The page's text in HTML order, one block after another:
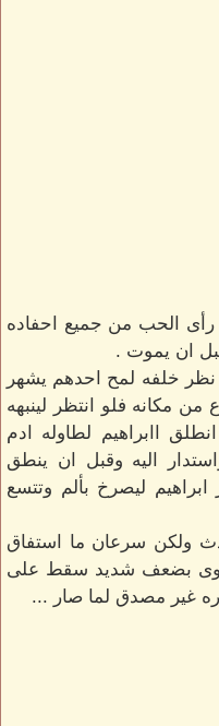
رأى الحب من جميع احفاده
ان يموت .
نظر خلفه لمح احدهم يشهر
مكانه فلو انتظر لينبهه
اابراهيم لطاوله ادم
اليه وقبل ان ينطق
ليصرخ بألم وتتسع
ولكن سرعان ما استفاق
بضعف شديد سقط على
غير مصدق لما صار ...